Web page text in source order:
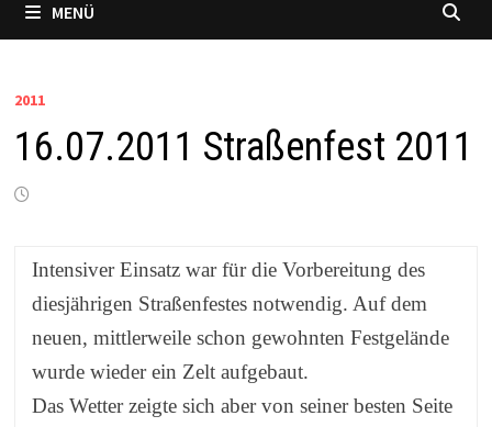
MENÜ
2011
16.07.2011 Straßenfest 2011
Intensiver Einsatz war für die Vorbereitung des
diesjährigen Straßenfestes notwendig. Auf dem
neuen, mittlerweile schon gewohnten Festgelände
wurde wieder ein Zelt aufgebaut.
Das Wetter zeigte sich aber von seiner besten Seite